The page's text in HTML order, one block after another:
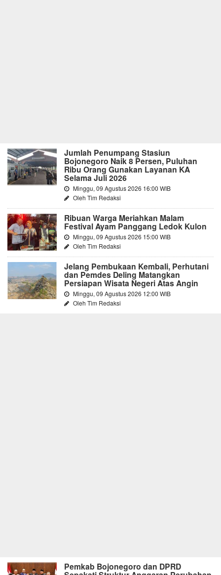
Jumlah Penumpang Stasiun
Bojonegoro Naik 8 Persen, Puluhan
Ribu Orang Gunakan Layanan KA
Selama Juli 2026
Minggu, 09 Agustus 2026 16:00 WIB
Oleh Tim Redaksi
Ribuan Warga Meriahkan Malam
Festival Ayam Panggang Ledok Kulon
Minggu, 09 Agustus 2026 15:00 WIB
Oleh Tim Redaksi
Jelang Pembukaan Kembali, Perhutani
dan Pemdes Deling Matangkan
Persiapan Wisata Negeri Atas Angin
Minggu, 09 Agustus 2026 12:00 WIB
Oleh Tim Redaksi
Pemkab Bojonegoro dan DPRD